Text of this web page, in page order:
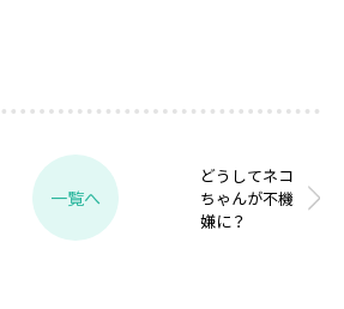
一覧へ
どうしてネコ
ちゃんが不機
嫌に？